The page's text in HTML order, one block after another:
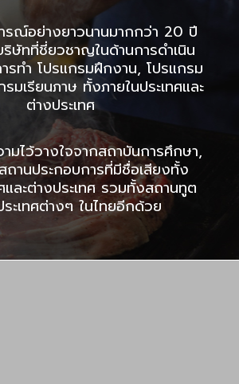
รณ์อย่างยาวนานมากกว่า 20 ปี
ริษัทที่ชี่ยวชาญในด้านการดำเนิน
รทำ โปรแกรมฝึกงาน, โปรแกรม
มเรียนภาษ ทั้งภายในประเทศและ
ต่างประเทศ
มไว้วางใจจากสถาบันการศึกษา,
ถานประกอบการที่มีชื่อเสียงทั้ง
และต่างประเทศ รวมทั้งสถานทูต
ระเทศต่างๆ ในไทยอีกด้วย